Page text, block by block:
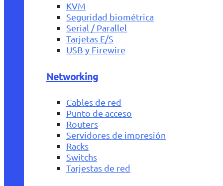
KVM
Seguridad biométrica
Serial / Parallel
Tarjetas E/S
USB y Firewire
Networking
Cables de red
Punto de acceso
Routers
Servidores de impresión
Racks
Switchs
Tarjestas de red